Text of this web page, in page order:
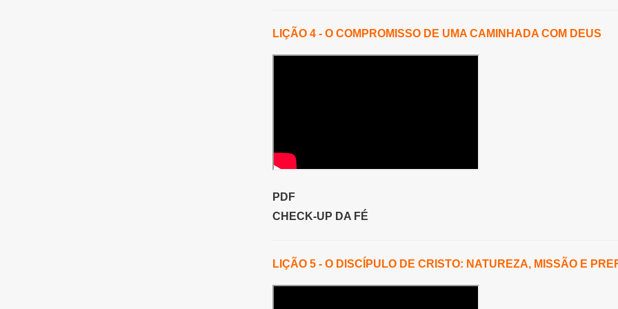
LIÇÃO 4 - O COMPROMISSO DE UMA CAMINHADA COM DEUS
PDF
CHECK-UP DA FÉ
LIÇÃO 5 - O DISCÍPULO DE CRISTO: NATUREZA, MISSÃO E